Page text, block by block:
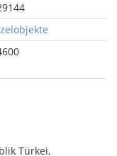
Türkei,